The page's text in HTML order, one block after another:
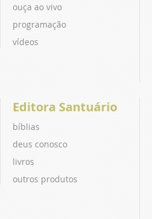
ouça ao vivo
programação
vídeos
Editora Santuário
bíblias
deus conosco
livros
outros produtos